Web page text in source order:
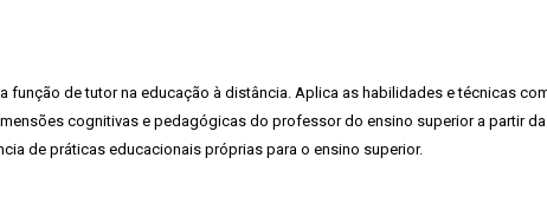
de tutor na educação à distância. Aplica as habilidades e técnicas
cognitivas e pedagógicas do professor do ensino superior a partir
de práticas educacionais próprias para o ensino superior.